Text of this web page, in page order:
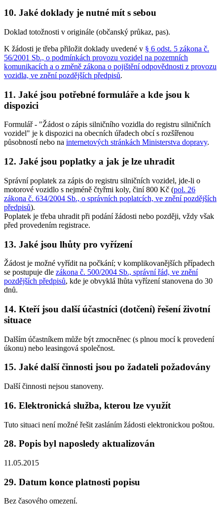
10. Jaké doklady je nutné mít s sebou
Doklad totožnosti v originále (občanský průkaz, pas).
K žádosti je třeba přiložit doklady uvedené v § 6 odst. 5 zákona č.
56/2001 Sb., o podmínkách provozu vozidel na pozemních
komunikacích a o změně zákona o pojištění odpovědnosti z provozu
vozidla, ve znění pozdějších předpisů.
11. Jaké jsou potřebné formuláře a kde jsou k
dispozici
Formulář - "Žádost o zápis silničního vozidla do registru silničních
vozidel" je k dispozici na obecních úřadech obcí s rozšířenou
působností nebo na internetových stránkách Ministerstva dopravy.
12. Jaké jsou poplatky a jak je lze uhradit
Správní poplatek za zápis do registru silničních vozidel, jde-li o
motorové vozidlo s nejméně čtyřmi koly, činí800 Kč (pol. 26
zákona č. 634/2004 Sb., o správních poplatcích, ve znění pozdějších
předpisů).
Poplatek je třeba uhradit při podání žádosti nebo později, vždy však
před provedením registrace.
13. Jaké jsou lhůty pro vyřízení
Žádost je možné vyřídit na počkání; v komplikovanějších případech
se postupuje dle zákona č. 500/2004 Sb., správní řád, ve znění
pozdějších předpisů, kde je obvyklá lhůta vyřízení stanovena do 30
dnů.
14. Kteří jsou další účastníci (dotčení) řešení životní
situace
Dalším účastníkem může být zmocněnec (s plnou mocí k provedení
úkonu) nebo leasingová společnost.
15. Jaké další činnosti jsou po žadateli požadovány
Další činnosti nejsou stanoveny.
16. Elektronická služba, kterou lze využít
Tuto situaci není možné řešit zasláním žádosti elektronickou poštou.
28. Popis byl naposledy aktualizován
11.05.2015
29. Datum konce platnosti popisu
Bez časového omezení.